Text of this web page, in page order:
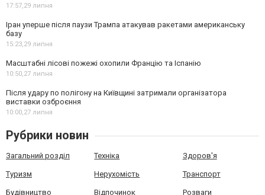
17:57, 29 липня
Іран уперше після паузи Трампа атакував ракетами американську
базу
15:23, 29 липня
Масштабні лісові пожежі охопили Францію та Іспанію
10:50, 27 липня
Після удару по полігону на Київщині затримали організатора
виставки озброєння
10:00, 27 липня
Рубрики новин
Загальний розділ Техніка Здоров'я
Туризм Нерухомість Транспорт
Будівництво Відпочинок Розваги